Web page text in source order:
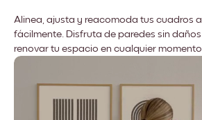
Alinea, ajusta y reacomoda tus cuadros
fácilmente. Disfruta de paredes sin
renovar tu espacio en cualquier momento.